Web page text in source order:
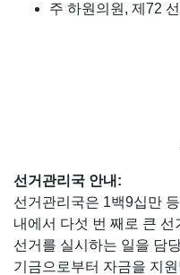
주 하원의원, 제72
선거관리국 안내 :
선거관리국은 1백9십만
내에서 다섯 번 째로 큰
선거를 실시하는 일을 담
기금으로부터 자금을 지